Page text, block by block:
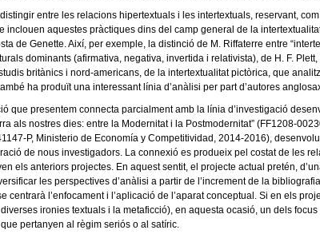
entre les relacions hipertextuals i les intertextuals, reservant,
inclouen aquestes pràctiques dins del camp general de la
de Genette. Així, per exemple, la distinció de M. Riffaterre entre
dominants (afirmativa, negativa, invertida i relativista), de H. F. Plett,
britànics i nord-americans, de la intertextualitat pictòrica, que
ha produït una interessant línia d’anàlisi per part d’autores
que presentem connecta parcialment amb la línia d’investigació
als nostres dies: entre la Modernitat i la Postmodernitat” (FF1208-
P, Ministerio de Economía y Competitividad, 2014-2016),
de nous investigadors. La connexió es produeix pel costat de les
els anteriors projectes. En aquest sentit, el projecte actual pretén,
les perspectives d’anàlisi a partir de l’increment de la
centrarà l’enfocament i l’aplicació de l’aparat conceptual. Si en els
ironies textuals i la metaficció), en aquesta ocasió, un dels
pertanyen al règim seriós o al satíric.